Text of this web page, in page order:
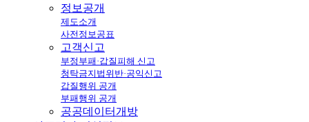
정보공개
제도소개
사전정보공표
고객신고
부정부패·갑질피해 신고
청탁금지법위반·공익신고
갑질행위 공개
부패행위 공개
공공데이터개방